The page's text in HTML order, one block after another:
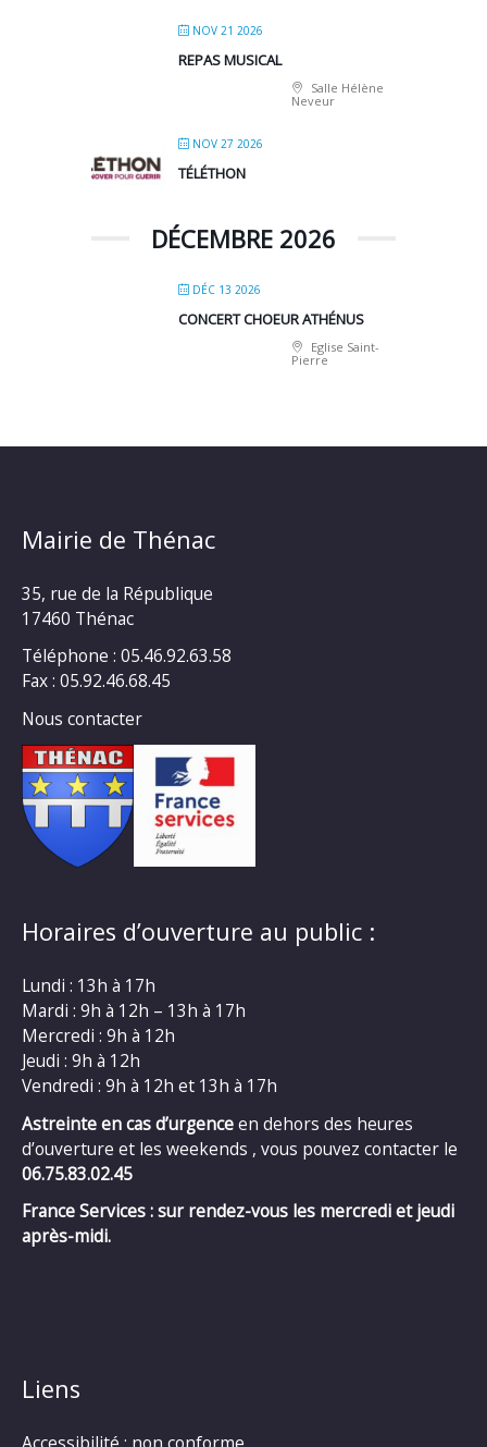
NOV 21 2026
REPAS MUSICAL
Salle Hélène
Neveur
NOV 27 2026
TÉLÉTHON
DÉCEMBRE 2026
DÉC 13 2026
CONCERT CHOEUR ATHÉNUS
Eglise Saint-
Pierre
Mairie de Thénac
35, rue de la République
17460 Thénac
Téléphone : 05.46.92.63.58
Fax : 05.92.46.68.45
Nous contacter
Horaires d’ouverture au public :
Lundi : 13h à 17h
Mardi : 9h à 12h – 13h à 17h
Mercredi : 9h à 12h
Jeudi : 9h à 12h
Vendredi : 9h à 12h et 13h à 17h
Astreinte en cas d’urgenceen dehors des heures
d’ouverture et les weekends , vous pouvez contacter le
06.75.83.02.45
France Services : sur rendez-vous les mercredi et jeudi
après-midi.
Liens